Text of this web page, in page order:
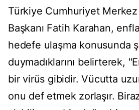
Türkiye Cumhuriyet Merkez
Başkanı Fatih Karahan,
hedefe ulaşma konusunda
duymadıklarını belirterek,
bir virüs gibidir. Vücutta
onu def etmek zorlaşır.